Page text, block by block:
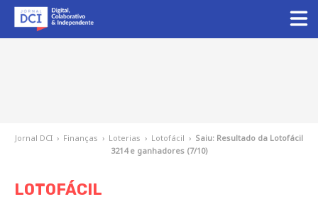
Jornal DCI › Finanças › Loterias › Lotofácil › Saiu: Resultado da Lotofácil
3214 e ganhadores (7/10)
LOTOFÁCIL